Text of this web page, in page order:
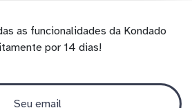
as funcionalidades da Kondado
por 14 dias!